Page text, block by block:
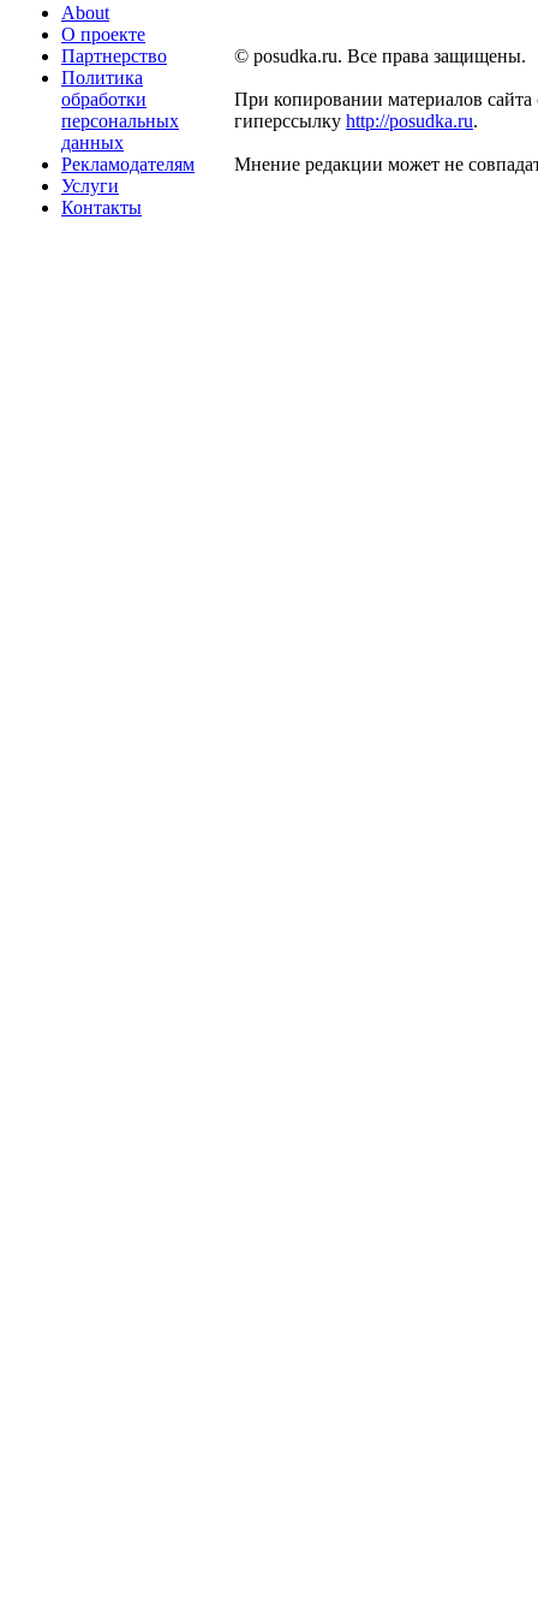
About
О проекте
Партнерство
Политика
обработки
персональных
данных
Рекламодателям
Услуги
Контакты
© posudka.ru. Все права защищены.
При копировании материалов сайта
гиперссылку http://posudka.ru.
Мнение редакции может не